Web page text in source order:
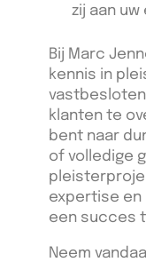
zij aan
Bij Marc
kennis in
vastbesloten
klanten te
bent naar
of volledige
expertise en
een succes
Neem